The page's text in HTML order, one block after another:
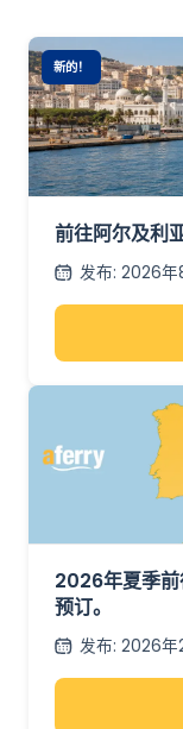
新的！
前往阿尔及利
发布: 2026年
2026年夏季
预订。
发布: 2026年